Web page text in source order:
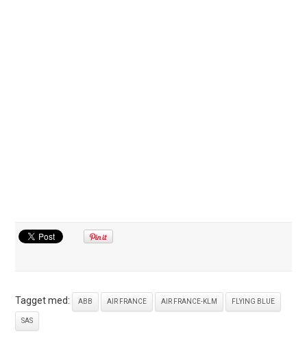
Tagget med: ABB AIR FRANCE AIR FRANCE-KLM FLYING BLUE
SAS